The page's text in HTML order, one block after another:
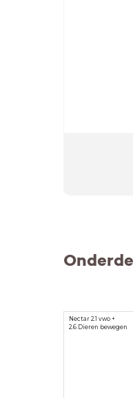
Nectar 2.1 vwo +
2.6 Dieren bewegen